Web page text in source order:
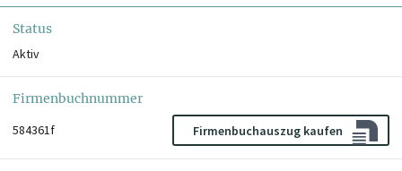
Status
Aktiv
Firmenbuchnummer
584361f
Firmenbuchauszug kaufen